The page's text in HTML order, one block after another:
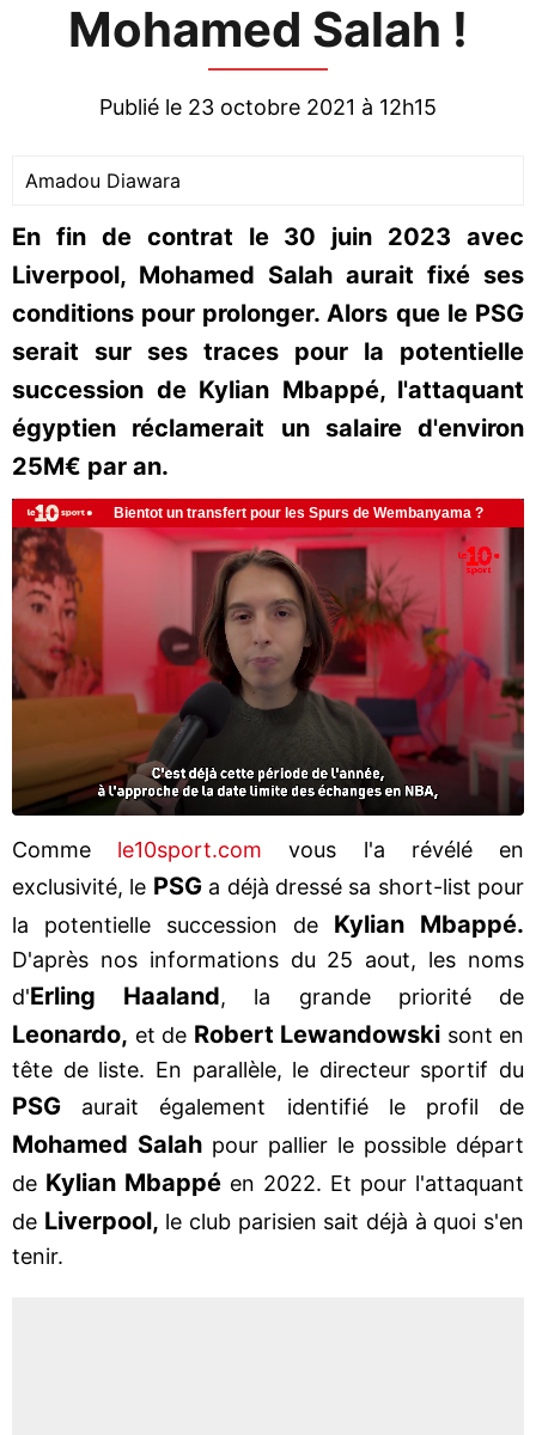
Mohamed Salah !
Publié le 23 octobre 2021 à 12h15
Amadou Diawara
En fin de contrat le 30 juin 2023 avec
Liverpool, Mohamed Salah aurait fixé ses
conditions pour prolonger. Alors que le PSG
serait sur ses traces pour la potentielle
succession de Kylian Mbappé, l'attaquant
égyptien réclamerait un salaire d'environ
25M€ par an.
Comme le10sport.comvous l'a révélé en
exclusivité, le PSGa déjà dressé sa short-list pour
la potentielle succession de Kylian Mbappé.
D'après nos informations du 25 aout, les noms
d'Erling Haaland, la grande priorité de
Leonardo, et de Robert Lewandowski sont en
tête de liste. En parallèle, le directeur sportif du
PSG aurait également identifié le profil de
Mohamed Salah pour pallier le possible départ
de Kylian Mbappé en 2022. Et pour l'attaquant
de Liverpool, le club parisien sait déjà à quoi s'en
tenir.